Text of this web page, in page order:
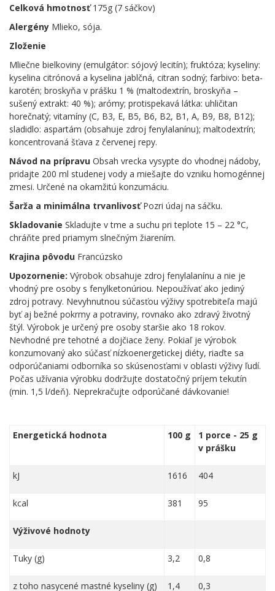
Celková hmotnosť175g (7 sáčkov)
Alergény Mlieko, sója.
Zloženie
Mliečne bielkoviny (emulgátor: sójový lecitín); fruktóza; kyseliny:
kyselina citrónová a kyselina jablčná, citran sodný; farbivo: beta-
karotén; broskyňa v prášku 1 % (maltodextrín, broskyňa –
sušený extrakt: 40 %); arómy; protispekavá látka: uhličitan
horečnatý; vitamíny (C, B3, E, B5, B6, B2, B1, A, B9, B8, B12);
sladidlo: aspartám (obsahuje zdroj fenylalanínu); maltodextrín;
koncentrovaná šťava z červenej repy.
Návod na prípravu Obsah vrecka vysypte do vhodnej nádoby,
pridajte 200 ml studenej vody a miešajte do vzniku homogénnej
zmesi. Určené na okamžitú konzumáciu.
Šarža a minimálna trvanlivosťPozri údaj na sáčku.
Skladovanie Skladujte v tme a suchu pri teplote 15 – 22 °C,
chráňte pred priamym slnečným žiarením.
Krajina pôvodu Francúzsko
Upozornenie: Výrobok obsahuje zdroj fenylalanínu a nie je
vhodný pre osoby s fenylketonúriou. Nepoužívať ako jediný
zdroj potravy. Nevyhnutnou súčasťou výživy spotrebiteľa majú
byť aj bežné pokrmy a potraviny, rovnako ako zdravý životný
štýl. Výrobok je určený pre osoby staršie ako 18 rokov.
Nevhodné pre tehotné a dojčiace ženy. Pokiaľ je výrobok
konzumovaný ako súčasť nízkoenergetickej diéty, riaďte sa
odporúčaniami odborníka so skúsenosťami v oblasti výživy ľudí.
Počas užívania výrobku dodržujte dostatočný príjem tekutín
(min. 1,5 l/deň). Neprekračujte odporúčané dávkovanie!
Energetická hodnota 100 g
1 porce - 25 g
v prášku
kJ 1616 404
kcal 381 95
Výživové hodnoty
Tuky (g) 3,2 0,8
z toho nasycené mastné kyseliny (g) 1,4 0,3